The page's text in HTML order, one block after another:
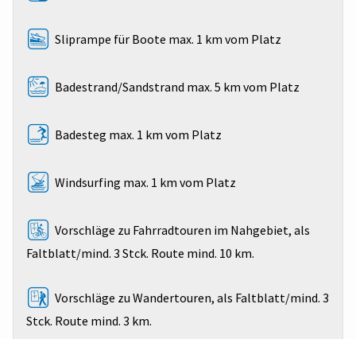
Sliprampe für Boote max. 1 km vom Platz
Badestrand/Sandstrand max. 5 km vom Platz
Badesteg max. 1 km vom Platz
Windsurfing max. 1 km vom Platz
Vorschläge zu Fahrradtouren im Nahgebiet, als
Faltblatt/mind. 3 Stck. Route mind. 10 km.
Vorschläge zu Wandertouren, als Faltblatt/mind. 3
Stck. Route mind. 3 km.